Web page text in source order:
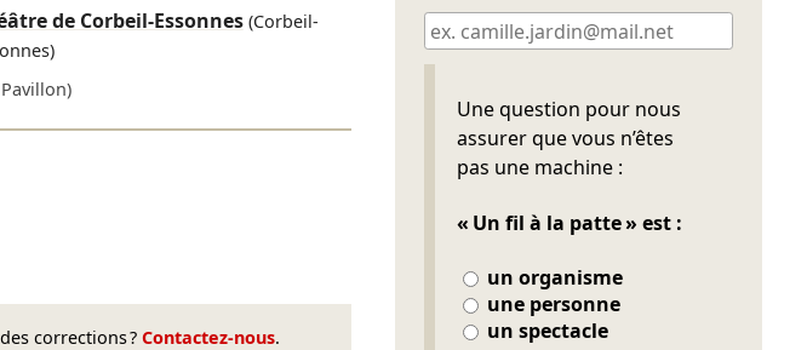
de Corbeil-Essonnes (Corbeil-
corrections ? Contactez-nous.
Une question pour nous
assurer que vous n’êtes
pas une machine :
« Un fil à la patte » est :
un organisme
une personne
un spectacle
Ne pas remplir